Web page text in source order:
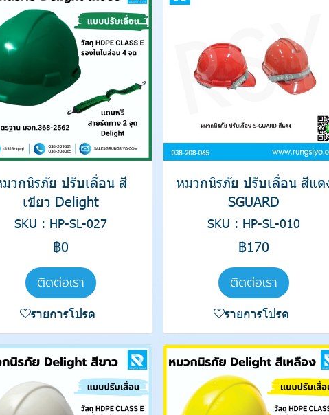
วกนิรภัย ปรับเลื่อน สี
เขียว Delight
SKU : HP-SL-027
฿0
ติดต่อเรา
รายการโปรด
หมวกนิรภัย ปรับเลื่อน สีแด
SGUARD
SKU : HP-SL-010
฿170
ติดต่อเรา
รายการโปรด